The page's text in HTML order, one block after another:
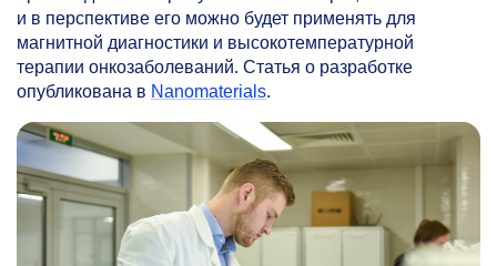
и в перспективе его можно будет применять для
магнитной диагностики и высокотемпературной
терапии онкозаболеваний. Статья о разработке
опубликована в Nanomaterials.